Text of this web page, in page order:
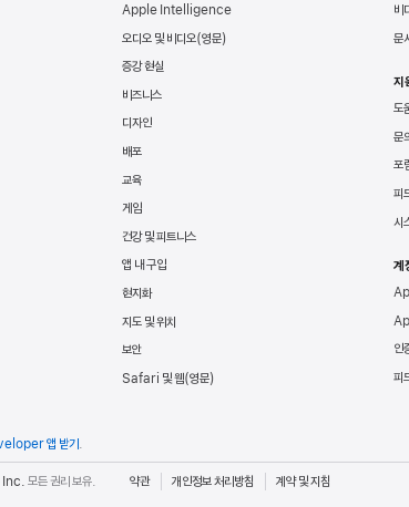
Apple Intelligence
오디오 및 비디오
증강 현실
비즈니스
디자인
배포
교육
게임
건강 및 피트니스
앱 내 구입
현지화
지도 및 위치
보안
Safari 및 웹
비
문
지
도
문
포
피
시
계
인
피
앱 받기
모든 권리 보유. 약관 개인정보 처리방침 계약 및 지침